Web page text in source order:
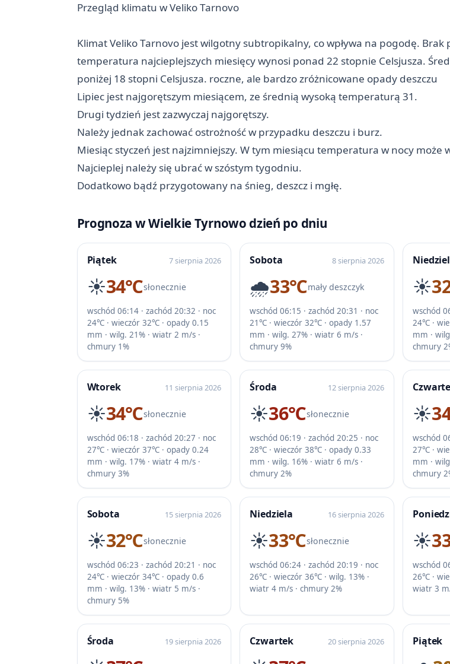
Przegląd klimatu w Veliko Tarnovo
Klimat Veliko Tarnovo jest wilgotny subtropikalny, co wpływa na pogodę.
temperatura najcieplejszych miesięcy wynosi ponad 22 stopnie Celsjusza.
poniżej 18 stopni Celsjusza. roczne, ale bardzo zróżnicowane opady deszczu
Lipiec jest najgorętszym miesiącem, ze średnią wysoką temperaturą 31.
Drugi tydzień jest zazwyczaj najgorętszy.
Należy jednak zachować ostrożność w przypadku deszczu i burz.
Miesiąc styczeń jest najzimniejszy. W tym miesiącu temperatura w nocy może
Najcieplej należy się ubrać w szóstym tygodniu.
Dodatkowo bądź przygotowany na śnieg, deszcz i mgłę.
Prognoza w Wielkie Tyrnowo dzień po dniu
Piątek 7 sierpnia 2026
☀️34℃słonecznie
wschód 06:14 · zachód 20:32 · noc
24℃ · wieczór 32℃ · opady 0.15
mm · wilg. 21% · wiatr 2 m/s ·
chmury 1%
Sobota 8 sierpnia 2026
🌧️33℃mały deszczyk
wschód 06:15 · zachód 20:31 · noc
21℃ · wieczór 32℃ · opady 1.57
mm · wilg. 27% · wiatr 6 m/s ·
chmury 9%
☀️
wschód
24℃ ·
mm ·
chmury
Wtorek 11 sierpnia 2026
☀️34℃słonecznie
wschód 06:18 · zachód 20:27 · noc
27℃ · wieczór 37℃ · opady 0.24
mm · wilg. 17% · wiatr 4 m/s ·
chmury 3%
Środa 12 sierpnia 2026
☀️36℃słonecznie
wschód 06:19 · zachód 20:25 · noc
28℃ · wieczór 38℃ · opady 0.33
mm · wilg. 16% · wiatr 6 m/s ·
chmury 2%
☀️
wschód
27℃ ·
mm ·
chmury
Sobota 15 sierpnia 2026
☀️32℃słonecznie
wschód 06:23 · zachód 20:21 · noc
24℃ · wieczór 34℃ · opady 0.6
mm · wilg. 13% · wiatr 5 m/s ·
chmury 5%
Niedziela 16 sierpnia 2026
☀️33℃słonecznie
wschód 06:24 · zachód 20:19 · noc
26℃ · wieczór 36℃ · wilg. 13% ·
wiatr 4 m/s · chmury 2%
☀️
wschód
26℃ ·
wiatr 3
Środa 19 sierpnia 2026 Czwartek 20 sierpnia 2026 Piątek